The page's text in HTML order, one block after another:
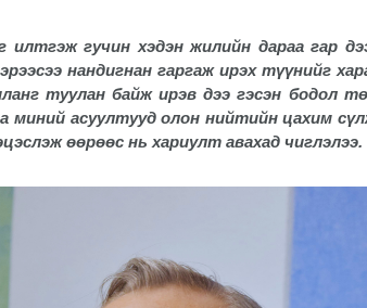
илтгэж гучин хэдэн жилийн дараа гар
нандигнан гаргаж ирэх түүнийг
туулан байж ирэв дээ гэсэн бодол
миний асуултууд олон нийтийн цахим
өөрөөс нь хариулт авахад чиглэлээ.